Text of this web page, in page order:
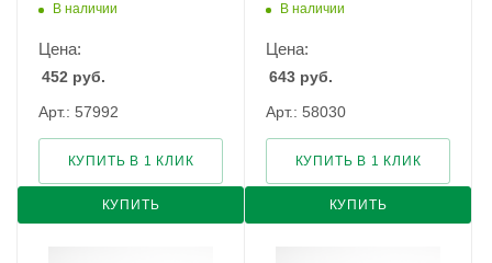
В наличии
Цена:
452 руб.
Арт.: 57992
КУПИТЬ
КУПИТЬ В 1 КЛИК
В наличии
Цена:
643 руб.
Арт.: 58030
КУПИТЬ
КУПИТЬ В 1 КЛИК